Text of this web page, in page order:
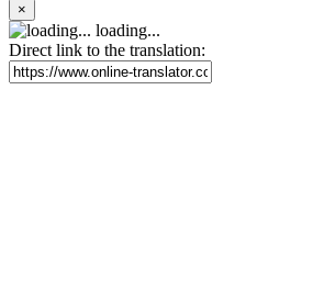
×
loading...
Direct link to the translation: